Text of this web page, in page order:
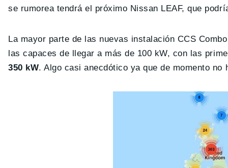
se rumorea tendrá el próximo Nissan LEAF, que
La mayor parte de las nuevas instalación CCS
las capaces de llegar a más de 100 kW, con las
350 kW. Algo casi anecdótico ya que de momento